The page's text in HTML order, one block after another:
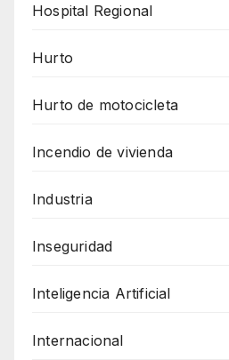
Hospital Regional
Hurto
Hurto de motocicleta
Incendio de vivienda
Industria
Inseguridad
Inteligencia Artificial
Internacional